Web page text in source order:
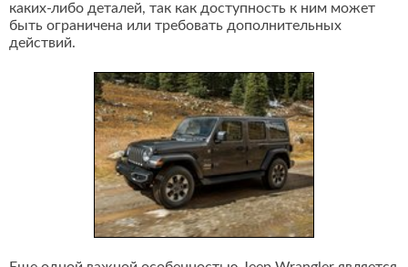
каких-либо деталей, так как доступность к ним может
быть ограничена или требовать дополнительных
действий.